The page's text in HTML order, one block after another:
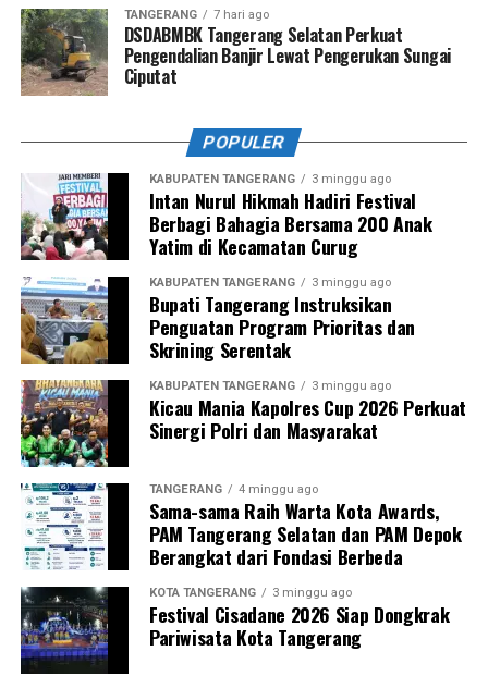
TANGERANG 7 hari ago
DSDABMBK Tangerang Selatan Perkuat
Pengendalian Banjir Lewat Pengerukan Sungai
Ciputat
POPULER
KABUPATEN TANGERANG 3 minggu ago
Intan Nurul Hikmah Hadiri Festival
Berbagi Bahagia Bersama 200 Anak
Yatim di Kecamatan Curug
KABUPATEN TANGERANG 3 minggu ago
Bupati Tangerang Instruksikan
Penguatan Program Prioritas dan
Skrining Serentak
KABUPATEN TANGERANG 3 minggu ago
Kicau Mania Kapolres Cup 2026 Perkuat
Sinergi Polri dan Masyarakat
TANGERANG 4 minggu ago
Sama-sama Raih Warta Kota Awards,
PAM Tangerang Selatan dan PAM Depok
Berangkat dari Fondasi Berbeda
KOTA TANGERANG 3 minggu ago
Festival Cisadane 2026 Siap Dongkrak
Pariwisata Kota Tangerang